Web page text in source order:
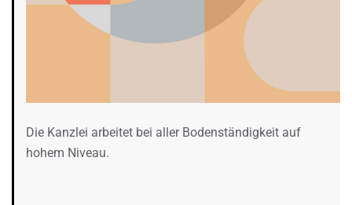
Die Kanzlei arbeitet bei aller Bodenständigkeit auf
hohem Niveau.